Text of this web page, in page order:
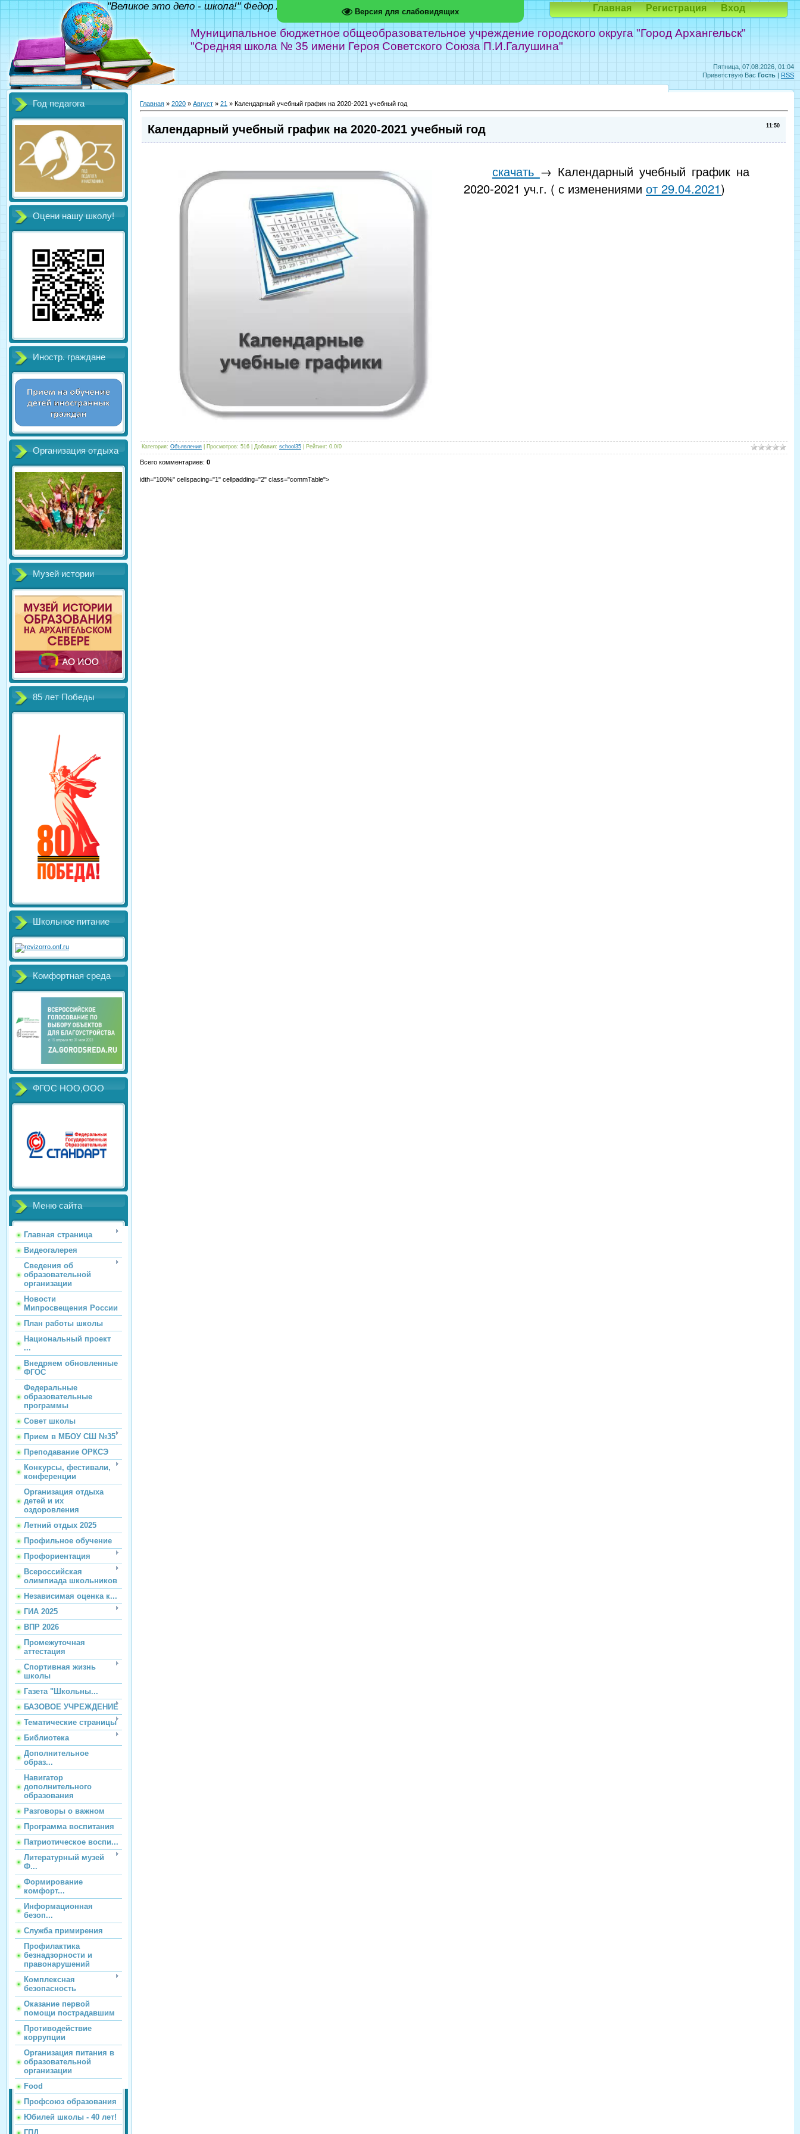
Версия для слабовидящих
Пятница, 07.08.2026, 01:04
Приветствую Вас Гость | RSS
Муниципальное бюджетное общеобразовательное учреждение городского округа "Город Архангельск"
"Средняя школа № 35 имени Героя Советского Союза П.И.Галушина"
"Великое это дело - школа!" Федор Абрамов Главная Регистрация Вход
Год педагога
Оцени нашу школу!
Иностр. граждане
Организация отдыха
Музей истории
85 лет Победы
Школьное питание
Комфортная среда
ФГОС НОО,ООО
Меню сайта
Главная страница
Видеогалерея
Сведения об
образовательной
организации
Новости
Мипросвещения России
План работы школы
Национальный проект
...
Внедряем обновленные
ФГОС
Федеральные
образовательные
программы
Совет школы
Прием в МБОУ СШ №35
Преподавание ОРКСЭ
Конкурсы, фестивали,
конференции
Организация отдыха
детей и их
оздоровления
Летний отдых 2025
Профильное обучение
Профориентация
Всероссийская
олимпиада школьников
Независимая оценка к...
ГИА 2025
ВПР 2026
Промежуточная
аттестация
Спортивная жизнь
школы
Газета "Школьны...
БАЗОВОЕ УЧРЕЖДЕНИЕ
Тематические страницы
Библиотека
Дополнительное
образ...
Навигатор
дополнительного
образования
Разговоры о важном
Программа воспитания
Патриотическое воспи...
Литературный музей
Ф...
Формирование
комфорт...
Информационная
безоп...
Служба примирения
Профилактика
безнадзорности и
правонарушений
Комплексная
безопасность
Оказание первой
помощи пострадавшим
Противодействие
коррупции
Организация питания в
образовательной
организации
Food
Профсоюз образования
Юбилей школы - 40 лет!
Главная » 2020 » Август » 21 » Календарный учебный график на 2020-2021 учебный год
11:50
Календарный учебный график на 2020-2021 учебный год
скачать → Календарный учебный график на
2020-2021 уч.г. ( с изменениями от 29.04.2021)
Категория: Объявления Просмотров: 516 Добавил: school35 Рейтинг: 0.0/0
Всего комментариев: 0
idth="100%" cellspacing="1" cellpadding="2" class="commTable">